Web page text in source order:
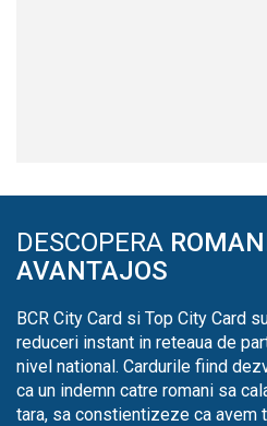
DESCOPERA
AVANTAJOS
BCR City Card si Top City Card
reduceri instant in reteaua de
nivel national. Cardurile fiind
ca un indemn catre romani sa
tara, sa constientizeze ca avem